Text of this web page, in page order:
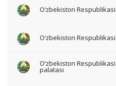
O‘zbekiston
O‘zbekiston
O‘zbekiston
palatasi